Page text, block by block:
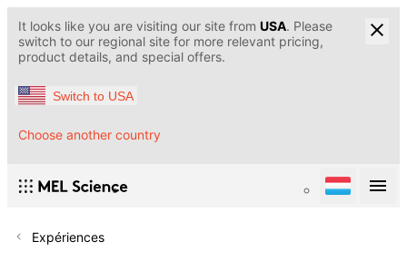
It looks like you are visiting our site from USA. Please
switch to our regional site for more relevant pricing,
product details, and special offers.
Switch to USA
Choose another country
Expériences